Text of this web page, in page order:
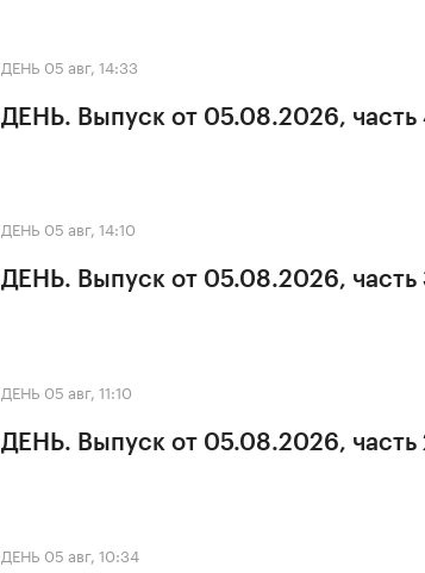
ДЕНЬ 05 авг, 14:33
ДЕНЬ. Выпуск от 05.08.2026, часть
ДЕНЬ 05 авг, 14:10
ДЕНЬ. Выпуск от 05.08.2026, часть
ДЕНЬ 05 авг, 11:10
ДЕНЬ. Выпуск от 05.08.2026, часть
ДЕНЬ 05 авг, 10:34